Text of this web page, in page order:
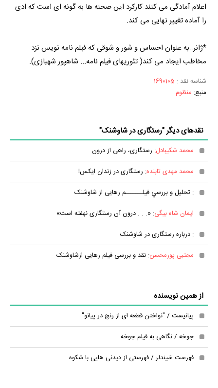
اعلام آمادگی می کنند.کارکرد این صحنه ها به گونه ای است که ادی
را آماده تغییر نهایی می کند.
*ژانر..به عنوان احساس و شور و شوقی که فیلم نامه نویس نزد
مخاطب ایجاد می کند( تئوریهای فیلم نامه... شاهپور شهبازی).
شناسه نقد : 1690105
منبع: منظوم
نقدهای دیگر "رستگاری در شاوشنک"
محمد شکیبادل: رستگاری، راهی از درون
محمد مهدی تابنده: رستگاری در زندان ایکس!
: تحليل و بررسي فيلـــــــم رهایی از شاوشنک
ایمان شاه بیگی: «. . . درون آن رستگاری نهفته است»
: درباره رستگاری در شاوشنک
مجتبی پورمحسن: نقد و بررسی فیلم رهایی ازشاوشنک
از همین نویسنده
پیانیست / "نواختن قطعه ای از رنج در پیانو"
جوخه / نگاهی به فیلم جوخه
فهرست شیندلر / فهرستی از دیدنی هایی با شکوه